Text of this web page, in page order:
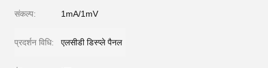
संकल्प: 1mA/1mV
प्रदर्शन विधि: एलसीडी डिस्प्ले पैनल